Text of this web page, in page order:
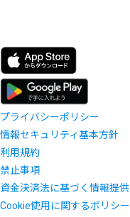
プライバシーポリシー
情報セキュリティ基本方針
利用規約
禁止事項
資金決済法に基づく情報提供
Cookie使用に関するポリシー